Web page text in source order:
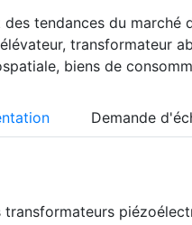
tendances du marché
transformateur
biens de
Demande
transformateurs